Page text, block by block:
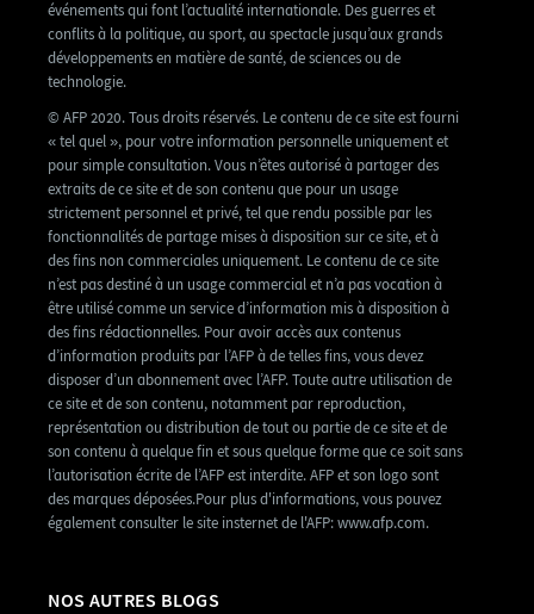
événements qui font l’actualité internationale. Des guerres et
conflits à la politique, au sport, au spectacle jusqu’aux grands
développements en matière de santé, de sciences ou de
technologie.
© AFP 2020. Tous droits réservés. Le contenu de ce site est fourni
« tel quel », pour votre information personnelle uniquement et
pour simple consultation. Vous n’êtes autorisé à partager des
extraits de ce site et de son contenu que pour un usage
strictement personnel et privé, tel que rendu possible par les
fonctionnalités de partage mises à disposition sur ce site, et à
des fins non commerciales uniquement. Le contenu de ce site
n’est pas destiné à un usage commercial et n’a pas vocation à
être utilisé comme un service d’information mis à disposition à
des fins rédactionnelles. Pour avoir accès aux contenus
d’information produits par l’AFP à de telles fins, vous devez
disposer d’un abonnement avec l’AFP. Toute autre utilisation de
ce site et de son contenu, notamment par reproduction,
représentation ou distribution de tout ou partie de ce site et de
son contenu à quelque fin et sous quelque forme que ce soit sans
l’autorisation écrite de l’AFP est interdite. AFP et son logo sont
des marques déposées.Pour plus d'informations, vous pouvez
également consulter le site insternet de l'AFP: www.afp.com.
NOS AUTRES BLOGS